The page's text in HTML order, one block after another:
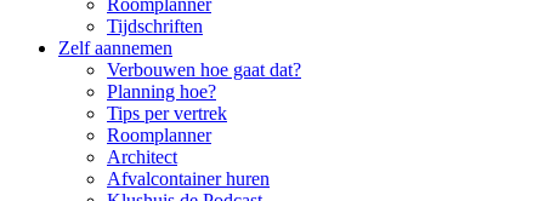
Roomplanner
Tijdschriften
Zelf aannemen
Verbouwen hoe gaat dat?
Planning hoe?
Tips per vertrek
Roomplanner
Architect
Afvalcontainer huren